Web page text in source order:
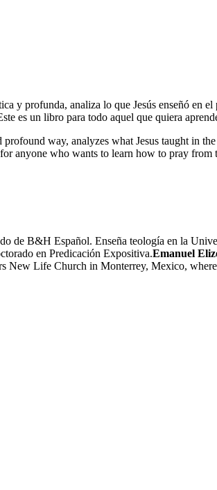
y profunda, analiza lo que Jesús enseñó en
es un libro para todo aquel que quiera
way, analyzes what Jesus taught in
anyone who wants to learn how to pray from
de B&H Español. Enseña teología en la
en Predicación Expositiva.Emanuel
New Life Church in Monterrey, Mexico,